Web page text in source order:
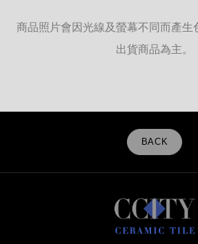
商品照片會因光線及螢幕不同而產生
出貨商品為主。
BACK